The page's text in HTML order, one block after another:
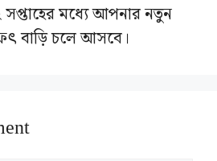
মধ্যে আপনার নতুন
বাড়ি চলে আসবে।